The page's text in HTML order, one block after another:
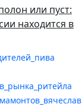
или пуст:
находится в